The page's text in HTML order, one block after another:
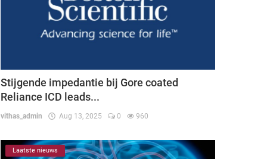
Stijgende impedantie bij Gore coated
Reliance ICD leads...
vithas_admin Aug 13, 2025 0 960
Laatste nieuws